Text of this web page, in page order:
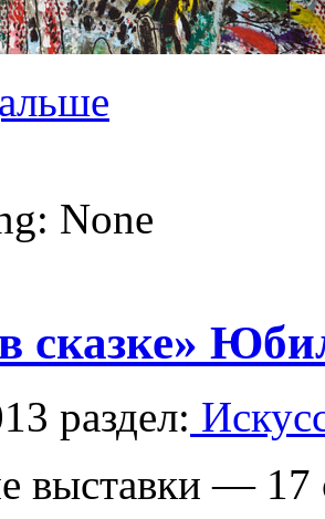
None
сказке»
раздел:
выставки — 17